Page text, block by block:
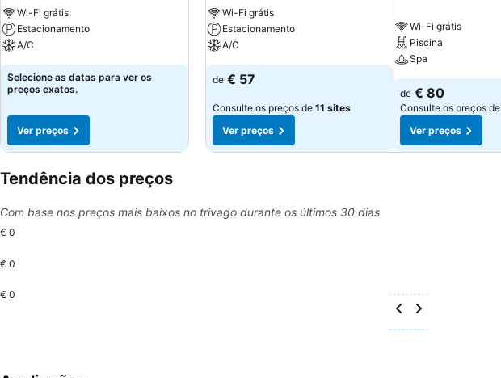
Wi-Fi grátis
Estacionamento
A/C
Selecione as datas para ver os
preços exatos.
Ver preços
Wi-Fi grátis
Estacionamento
A/C
de € 57
Consulte os preços de 11 sites
Ver preços
Wi-Fi grátis
Piscina
Spa
de € 80
Consulte os preços de
Ver preços
Tendência dos preços
Com base nos preços mais baixos no trivago durante os últimos 30 dias
€ 0
€ 0
€ 0